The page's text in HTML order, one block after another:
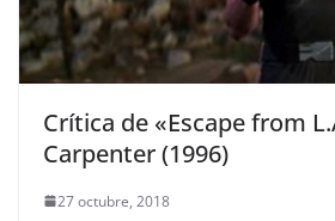
Crítica de «Escape from
Carpenter (1996)
27 octubre, 2018